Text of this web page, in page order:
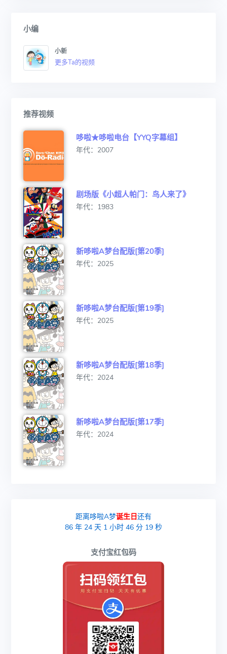
小编
小新
更多Ta的视频
推荐视频
哆啦★哆啦电台【YYQ字幕组】
年代：2007
剧场版《小超人帕门：鸟人来了》
年代：1983
新哆啦A梦台配版[第20季]
年代：2025
新哆啦A梦台配版[第19季]
年代：2025
新哆啦A梦台配版[第18季]
年代：2024
新哆啦A梦台配版[第17季]
年代：2024
距离哆啦A梦诞生日还有
86 年24 天1 小时46 分18 秒
支付宝红包码